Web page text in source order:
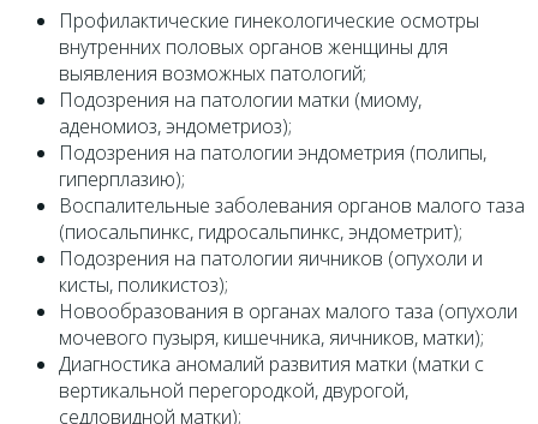
Профилактические гинекологические осмотры
внутренних половых органов женщины для
выявления возможных патологий;
Подозрения на патологии матки (миому,
аденомиоз, эндометриоз);
Подозрения на патологии эндометрия (полипы,
гиперплазию);
Воспалительные заболевания органов малого таза
(пиосальпинкс, гидросальпинкс, эндометрит);
Подозрения на патологии яичников (опухоли и
кисты, поликистоз);
Новообразования в органах малого таза (опухоли
мочевого пузыря, кишечника, яичников, матки);
Диагностика аномалий развития матки (матки с
вертикальной перегородкой, двурогой,
седловидной матки);